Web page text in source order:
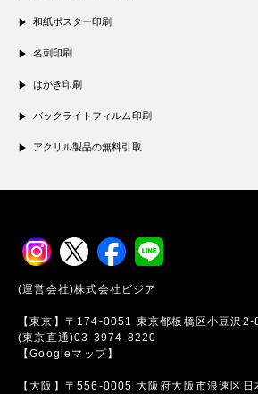
和紙ポスター印刷
名刺印刷
はがき印刷
バックライトフィルム印刷
アクリル製品の無料引取
(運営会社)株式会社ビジア
【東京】〒174-0051 東京都板橋区小豆沢
(東京直通)03-3974-8220
【Googleマップ】
【大阪】〒556-0005 大阪府大阪市浪速区